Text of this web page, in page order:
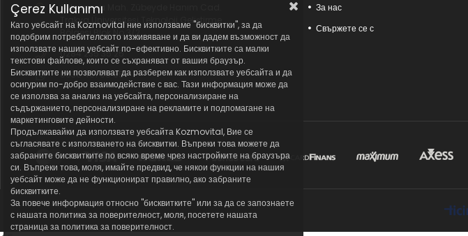
Şükrüpaşa Mah. Zübeyde Hanım Cad.
Trakya Üniversitesi Teknoloji Geliştirme
Bölgesi Blok No:3/2
0284 235 35 25
0536 451 95 95
За нас
Свържете се с
Çerez Kullanımı
Като уебсайт на Kozmovital ние използваме "бисквитки", за да
подобрим потребителското изживяване и да ви дадем възможност да
използвате нашия уебсайт по-ефективно. Бисквитките са малки
текстови файлове, които се съхраняват от вашия браузър.
Бисквитките ни позволяват да разберем как използвате уебсайта и да
осигурим по-добро взаимодействие с вас. Тази информация може да
се използва за анализ на уебсайта, персонализиране на
съдържанието, персонализиране на рекламите и подпомагане на
маркетинговите дейности.
Продължавайки да използвате уебсайта Kozmovital, Вие се
съгласявате с използването на бисквитки. Въпреки това можете да
забраните бисквитките по всяко време чрез настройките на браузъра
си. Въпреки това, моля, имайте предвид, че някои функции на нашия
уебсайт може да не функционират правилно, ако забраните
бисквитките.
За повече информация относно "бисквитките" или за да се запознаете
с нашата политика за поверителност, моля, посетете нашата
страница за политика за поверителност.